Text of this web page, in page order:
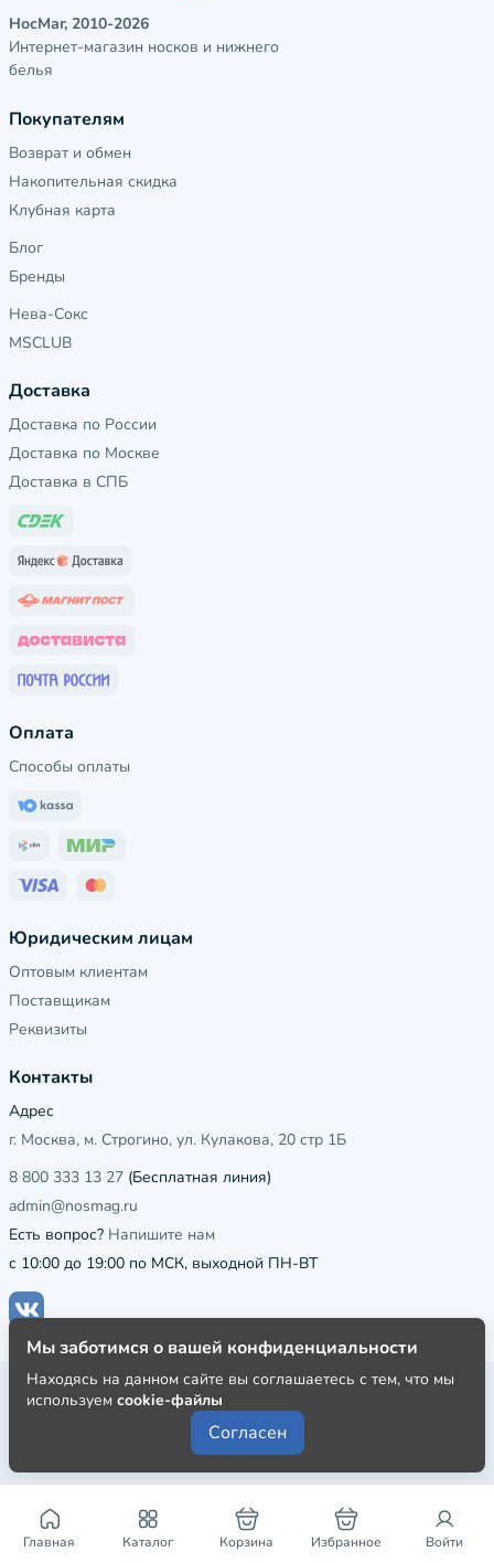
Главная Каталог Корзина Избранное Войти
НосМаг, 2010-2026
Интернет-магазин носков и нижнего
белья
Покупателям
Возврат и обмен
Накопительная скидка
Клубная карта
Блог
Бренды
Нева-Сокс
MSCLUB
Доставка
Доставка по России
Доставка по Москве
Доставка в СПБ
Оплата
Способы оплаты
Юридическим лицам
Оптовым клиентам
Поставщикам
Реквизиты
Контакты
Адрес
г. Москва, м. Строгино, ул. Кулакова, 20 стр 1Б
8 800 333 13 27 (Бесплатная линия)
admin@nosmag.ru
Есть вопрос? Напишите нам
с 10:00 до 19:00 по МСК, выходной ПН-ВТ
Публичная оферта
Пользовательское соглашение
Политика конфиденциальности
Мы заботимся о вашей конфиденциальности
Находясь на данном сайте вы соглашаетесь с тем, что мы
используем cookie-файлы
Согласен